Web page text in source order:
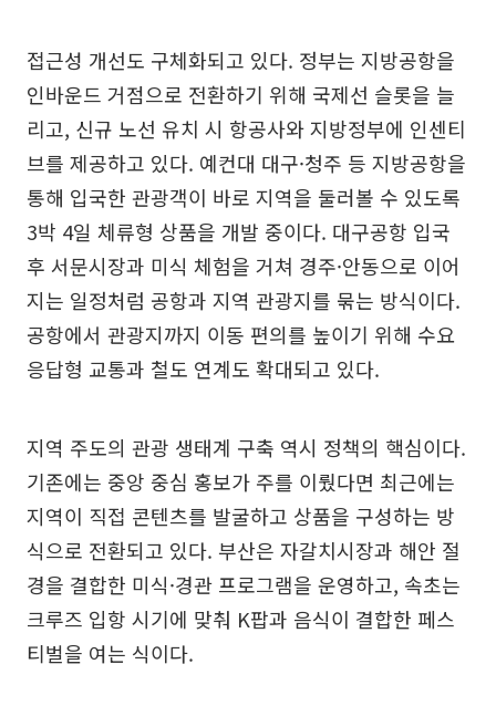
접근성 개선도 구체화되고 있다. 정부는 지방공항을
인바운드 거점으로 전환하기 위해 국제선 슬롯을 늘
리고, 신규 노선 유치 시 항공사와 지방정부에 인센티
브를 제공하고 있다. 예컨대 대구·청주 등 지방공항을
통해 입국한 관광객이 바로 지역을 둘러볼 수 있도록
3박 4일 체류형 상품을 개발 중이다. 대구공항 입국
후 서문시장과 미식 체험을 거쳐 경주·안동으로 이어
지는 일정처럼 공항과 지역 관광지를 묶는 방식이다.
공항에서 관광지까지 이동 편의를 높이기 위해 수요
응답형 교통과 철도 연계도 확대되고 있다.
지역 주도의 관광 생태계 구축 역시 정책의 핵심이다.
기존에는 중앙 중심 홍보가 주를 이뤘다면 최근에는
지역이 직접 콘텐츠를 발굴하고 상품을 구성하는 방
식으로 전환되고 있다. 부산은 자갈치시장과 해안 절
경을 결합한 미식·경관 프로그램을 운영하고, 속초는
크루즈 입항 시기에 맞춰 K팝과 음식이 결합한 페스
티벌을 여는 식이다.